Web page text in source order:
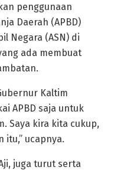
penggunaan
Daerah (APBD)
Negara (ASN) di
ada membuat
Kaltim
APBD saja untuk
Saya kira kita cukup,
ucapnya.
juga turut serta